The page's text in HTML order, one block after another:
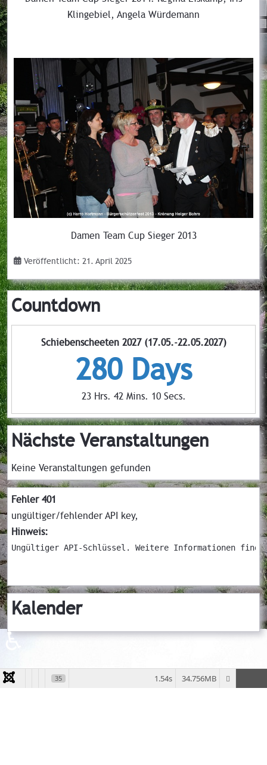
Klingebiel, Angela Würdemann
Damen Team Cup Sieger 2013
Veröffentlicht: 21. April 2025
Countdown
Schiebenscheeten 2027 (17.05.-22.05.2027)
280 Days
23 Hrs. 42 Mins. 09 Secs.
Nächste Veranstaltungen
Keine Veranstaltungen gefunden
Fehler 401
ungültiger/fehlender API key,
Hinweis:
Ungültiger API-Schlüssel. Weitere Informationen
Kalender
35 34.756MB
1.54s